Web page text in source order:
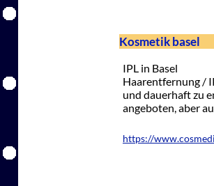
Kosmetik basel
IPL in Basel
Haarentfernung /
und dauerhaft zu
angeboten, aber
https://